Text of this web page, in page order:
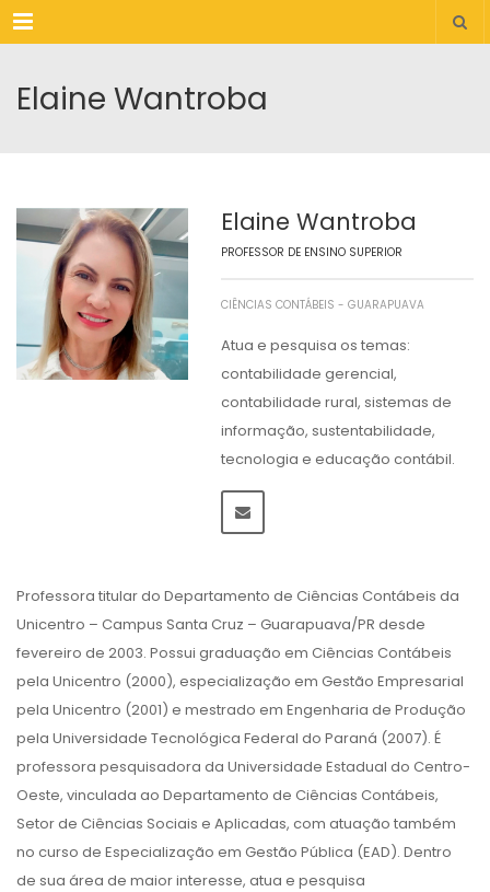
Menu
Elaine Wantroba
Elaine Wantroba
PROFESSOR DE ENSINO SUPERIOR
CIÊNCIAS CONTÁBEIS - GUARAPUAVA
Atua e pesquisa os temas:
contabilidade gerencial,
contabilidade rural, sistemas de
informação, sustentabilidade,
tecnologia e educação contábil.
Professora titular do Departamento de Ciências Contábeis da
Unicentro – Campus Santa Cruz – Guarapuava/PR desde
fevereiro de 2003. Possui graduação em Ciências Contábeis
pela Unicentro (2000), especialização em Gestão Empresarial
pela Unicentro (2001) e mestrado em Engenharia de Produção
pela Universidade Tecnológica Federal do Paraná (2007). É
professora pesquisadora da Universidade Estadual do Centro-
Oeste, vinculada ao Departamento de Ciências Contábeis,
Setor de Ciências Sociais e Aplicadas, com atuação também
no curso de Especialização em Gestão Pública (EAD). Dentro
de sua área de maior interesse, atua e pesquisa